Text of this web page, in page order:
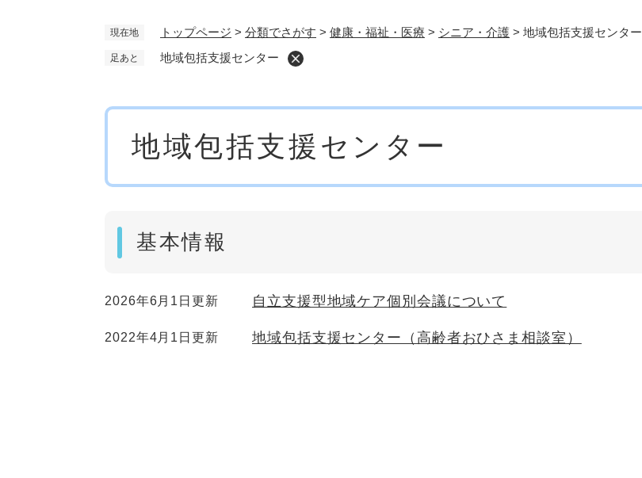
現在地 トップページ > 分類でさがす > 健康・福祉・医療 > シニア・介護 > 地域包括支援センター
足あと 地域包括支援センター
地域包括支援センター
基本情報
2026年6月1日更新 自立支援型地域ケア個別会議について
2022年4月1日更新 地域包括支援センター（高齢者おひさま相談室）